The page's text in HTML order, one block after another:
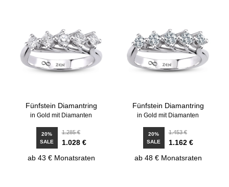
Fünfstein Diamantring
in Gold mit Diamanten
20%
SALE
1.285 €
1.028 €
ab 43 € Monatsraten
Fünfstein Diamantring
in Gold mit Diamanten
20%
SALE
1.453 €
1.162 €
ab 48 € Monatsraten